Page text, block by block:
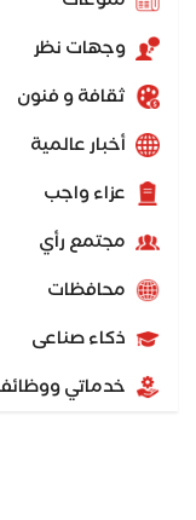
وجهات نظر
ثقافة و فنون
أخبار عالمية
عزاء واجب
مجتمع رأي
محافظات
ذكاء صناعى
خدماتي